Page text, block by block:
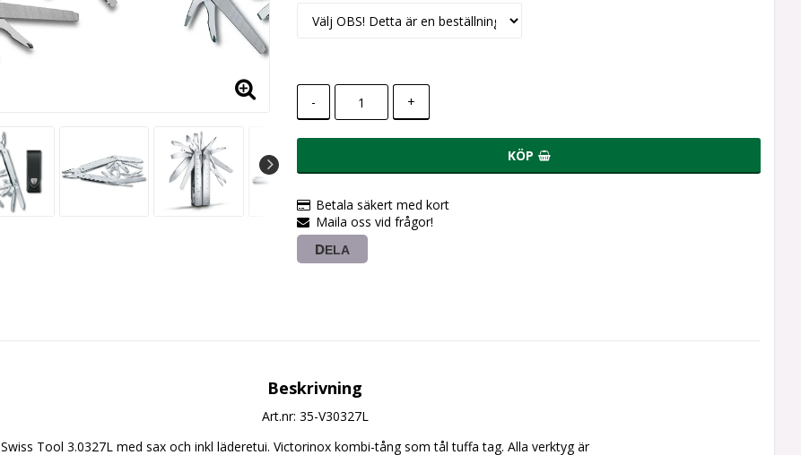
- +
KÖP
Betala säkert med kort
Maila oss vid frågor!
DELA
Beskrivning
Art.nr: 35-V30327L
Swiss Tool 3.0327L med sax och inkl läderetui. Victorinox kombi-tång som tål tuffa tag. Alla verktyg är